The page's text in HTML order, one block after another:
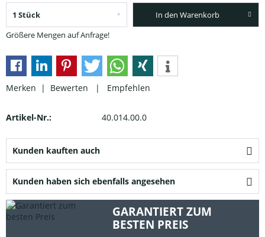
Größere Mengen auf Anfrage!
In den Warenkorb
Merken | Bewerten | Empfehlen
Artikel-Nr.: 40.014.00.0
Kunden kauften auch
Kunden haben sich ebenfalls angesehen
GARANTIERT ZUM
BESTEN PREIS